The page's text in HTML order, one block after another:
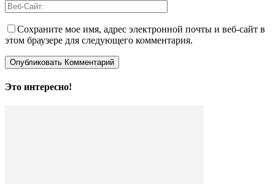
Сохраните мое имя, адрес электронной почты и веб-сайт в
этом браузере для следующего комментария.
Это интересно!